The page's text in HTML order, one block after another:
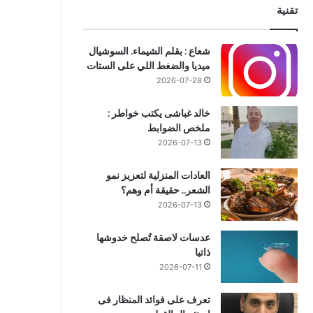
تقنية
شعاع : بقلم الشيماء. السوشيال
ميديا والضغط اللي على الستات
2026-07-28
خالد غباشى يكتب خواطر :
ملخص الضوابط
2026-07-13
العادات المنزلية لتعزيز نمو
الشعر.. حقيقة أم وهم؟
2026-07-13
عدسات لاصقة تُصلح خدوشها
ذاتيا
2026-07-11
تعرف على فوائد المنظار فى